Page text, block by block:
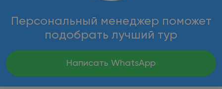
Персональный менеджер поможет
подобрать лучший тур
Написать WhatsApp